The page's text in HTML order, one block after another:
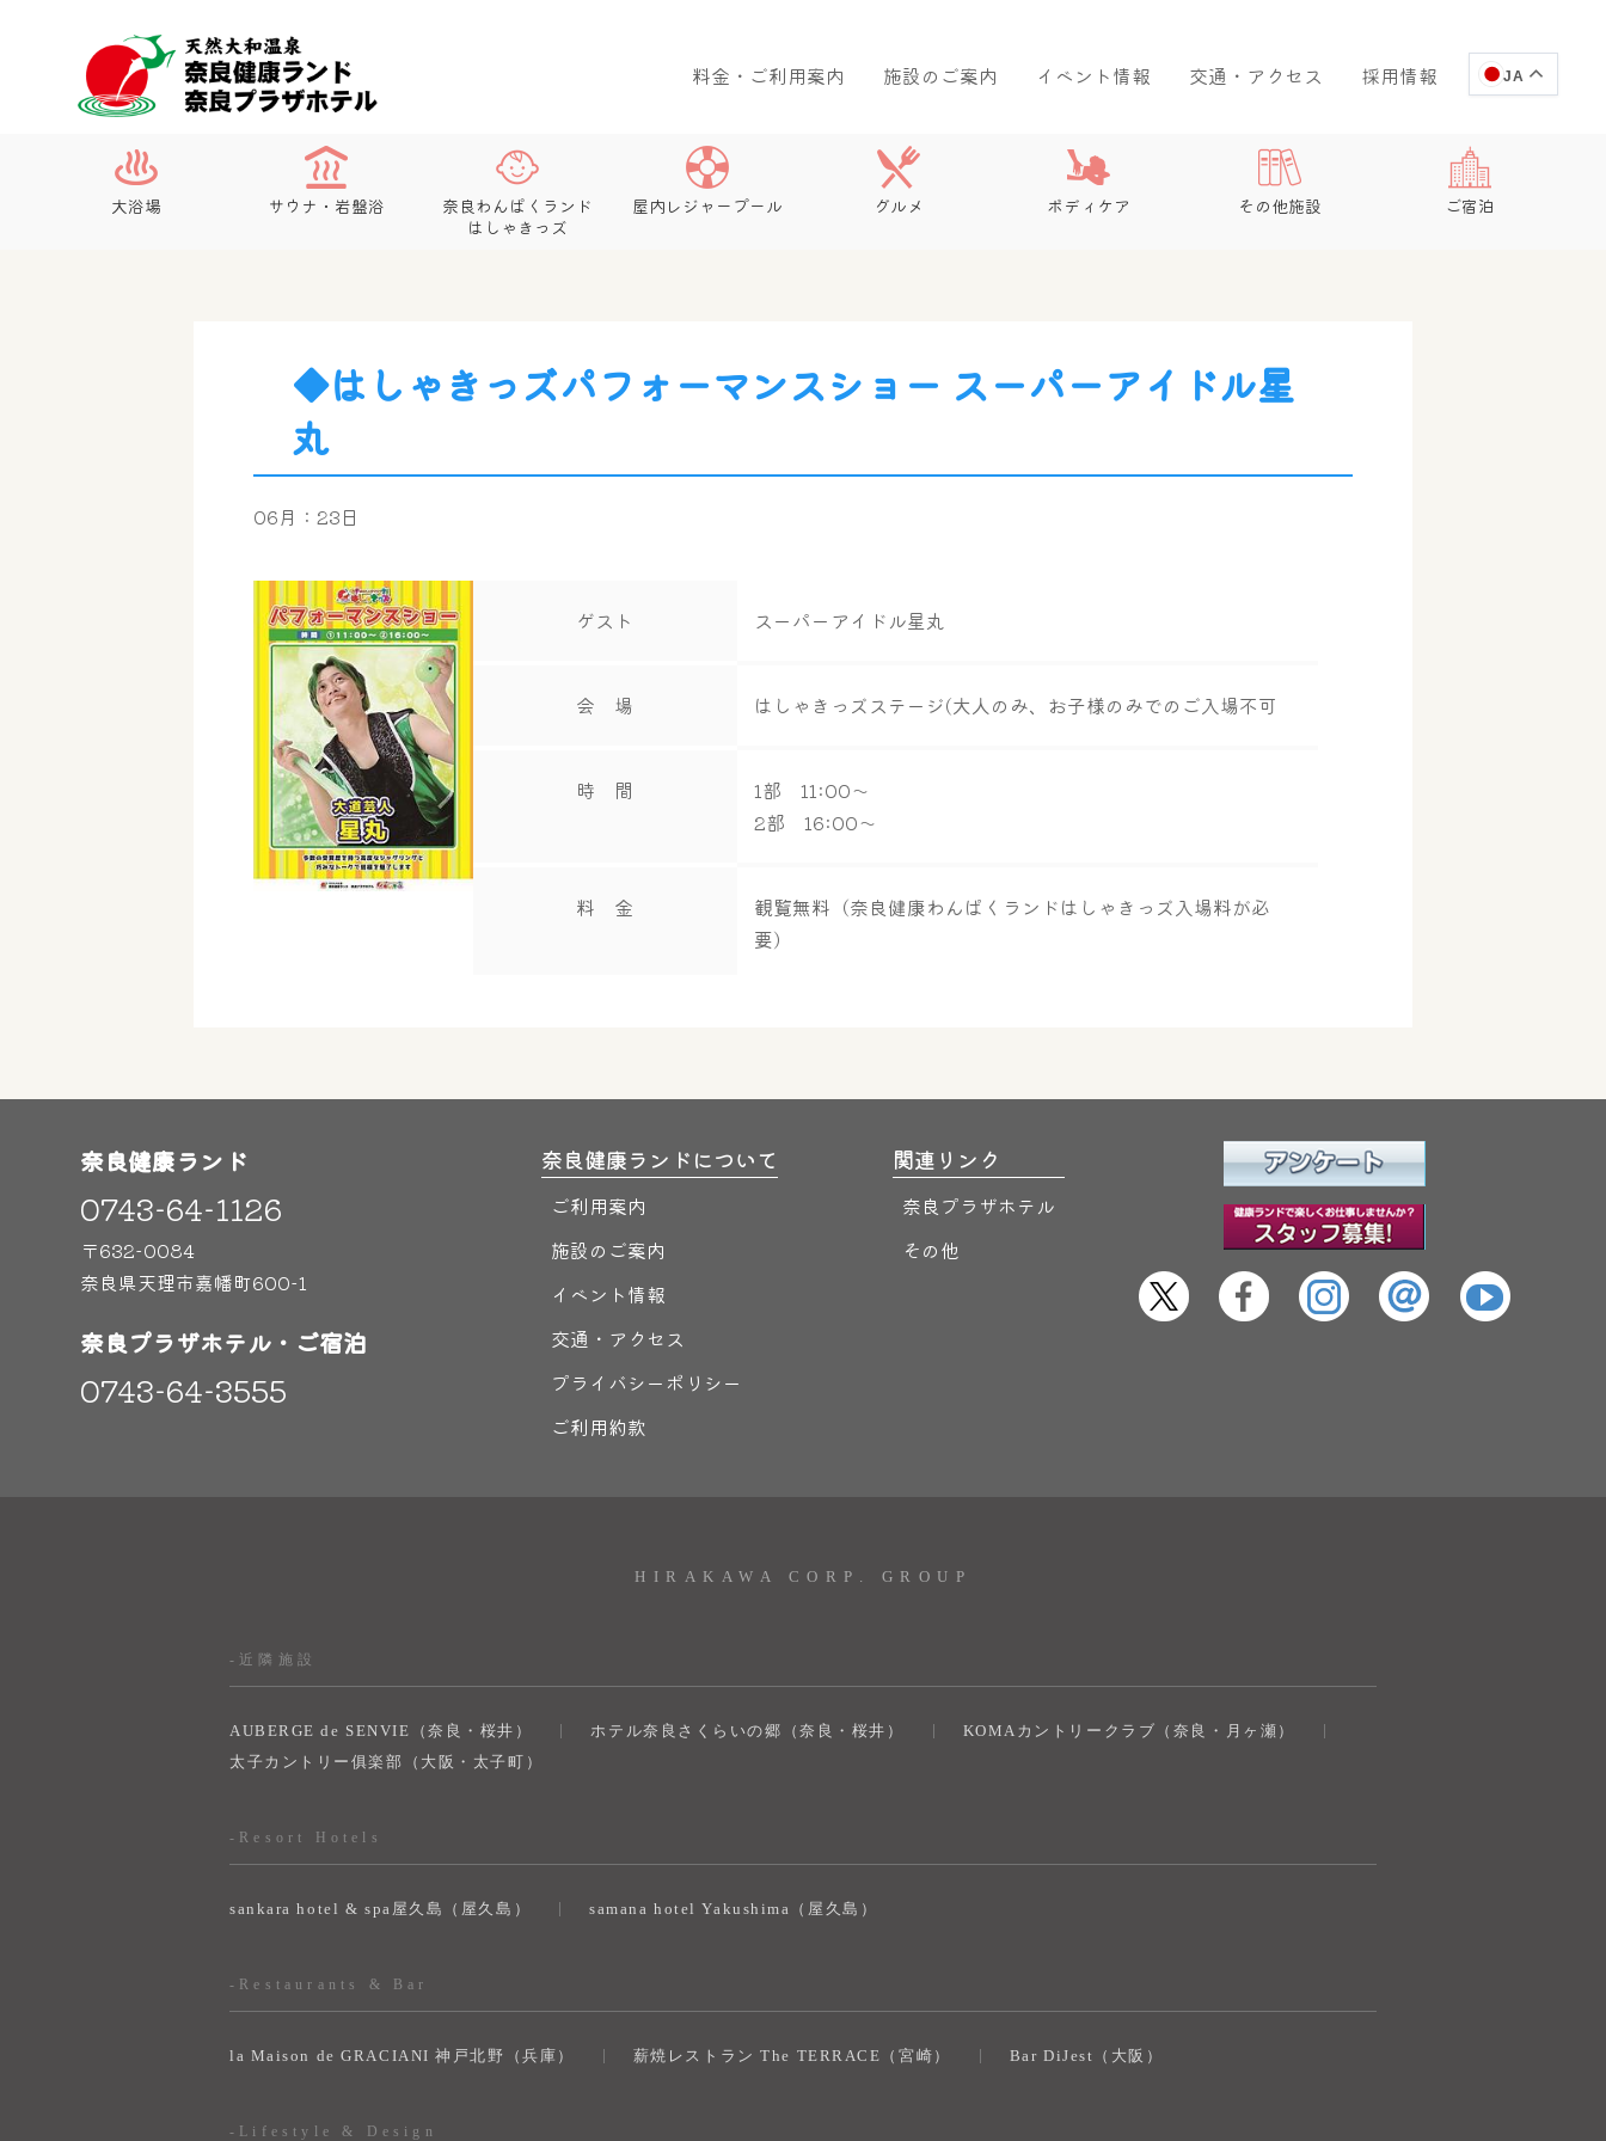
料金・ご利用案内 施設のご案内 イベント情報 交通・アクセス 採用情報 JA
大浴場 サウナ・岩盤浴
奈良わんぱくランド
はしゃきっズ
屋内レジャープール グルメ ボディケア その他施設 ご宿泊
◆はしゃきっズパフォーマンスショー スーパーアイドル星
丸
06月：23日
ゲスト スーパーアイドル星丸
会 場 はしゃきっズステージ(大人のみ、お子様のみでのご入場不可
時 間
1部 11:00～
2部 16:00～
料 金
観覧無料（奈良健康わんぱくランドはしゃきっズ入場料が必
要）
奈良健康ランド
0743-64-1126
〒632-0084
奈良県天理市嘉幡町600-1
奈良プラザホテル・ご宿泊
0743-64-3555
奈良健康ランドについて
ご利用案内
施設のご案内
イベント情報
交通・アクセス
プライバシーポリシー
ご利用約款
関連リンク
奈良プラザホテル
その他
HIRAKAWA CORP. GROUP
-近隣施設
AUBERGE de SENVIE（奈良・桜井） ホテル奈良さくらいの郷（奈良・桜井）
KOMAカントリークラブ（奈良・月ヶ瀬）
太子カントリー俱楽部（大阪・太子町）
-Resort Hotels
sankara hotel & spa屋久島（屋久島） samana hotel Yakushima（屋久島）
-Restaurants & Bar
la Maison de GRACIANI 神戸北野（兵庫） 薪焼レストラン The TERRACE（宮崎） Bar DiJest（大阪）
-Lifestyle & Design
奈良健康ランド
AIコンシェルジュ